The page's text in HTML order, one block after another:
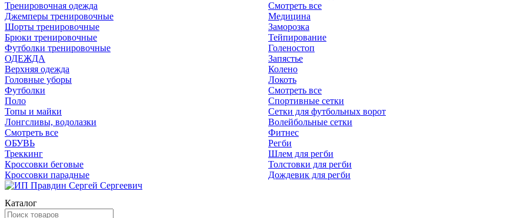
Тренировочная одежда
Джемперы тренировочные
Шорты тренировочные
Брюки тренировочные
Футболки тренировочные
ОДЕЖДА
Верхняя одежда
Головные уборы
Футболки
Поло
Топы и майки
Лонгсливы, водолазки
Смотреть все
ОБУВЬ
Треккинг
Кроссовки беговые
Кроссовки парадные
Смотреть все
Медицина
Заморозка
Тейпирование
Голеностоп
Запястье
Колено
Локоть
Смотреть все
Спортивные сетки
Сетки для футбольных ворот
Волейбольные сетки
Фитнес
Регби
Шлем для регби
Толстовки для регби
Дождевик для регби
Каталог